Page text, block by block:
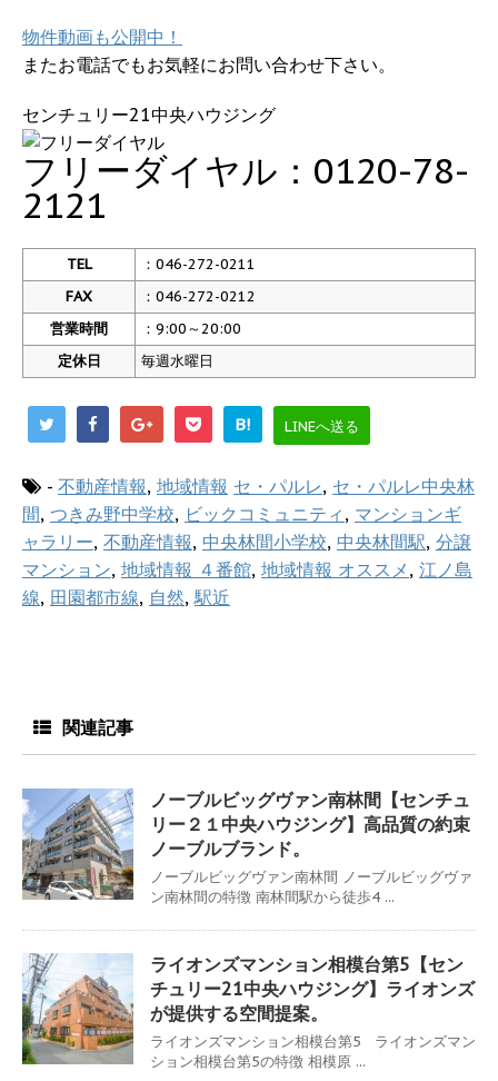
物件動画も公開中！
またお電話でもお気軽にお問い合わせ下さい。
センチュリー21中央ハウジング
フリーダイヤル：0120-78-
2121
TEL
：046-272-0211
FAX
：046-272-0212
営業時間
：9:00～20:00
定休日
毎週水曜日
B! LINEへ送る
- 不動産情報, 地域情報 セ・パルレ, セ・パルレ中央林
間, つきみ野中学校, ビックコミュニティ , マンションギ
ャラリー, 不動産情報, 中央林間小学校, 中央林間駅, 分譲
マンション, 地域情報 ４番館, 地域情報 オススメ , 江ノ島
線, 田園都市線, 自然, 駅近
関連記事
ノーブルビッグヴァン南林間【センチュ
リー２１中央ハウジング】高品質の約束
ノーブルブランド。
ノーブルビッグヴァン南林間 ノーブルビッグヴァ
ン南林間の特徴 南林間駅から徒歩4 ...
ライオンズマンション相模台第5【セン
チュリー21中央ハウジング】ライオンズ
が提供する空間提案。
ライオンズマンション相模台第5 ライオンズマン
ション相模台第5の特徴 相模原 ...